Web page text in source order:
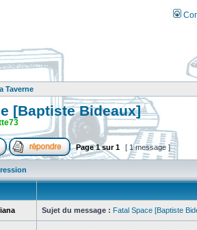
Taverne
[Baptiste Bideaux]
Page1sur1 [ 1 message ]
Sujet du message : Fatal Space [Baptiste